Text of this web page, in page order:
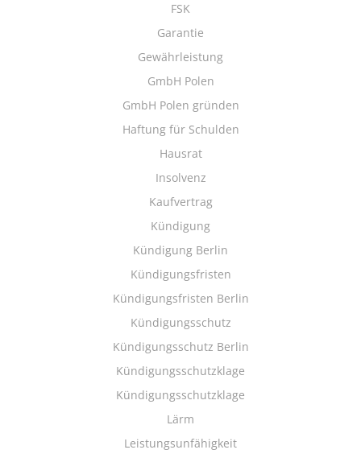
FSK
Garantie
Gewährleistung
GmbH Polen
GmbH Polen gründen
Haftung für Schulden
Hausrat
Insolvenz
Kaufvertrag
Kündigung
Kündigung Berlin
Kündigungsfristen
Kündigungsfristen Berlin
Kündigungsschutz
Kündigungsschutz Berlin
Kündigungsschutzklage
Kündigungsschutzklage
Lärm
Leistungsunfähigkeit